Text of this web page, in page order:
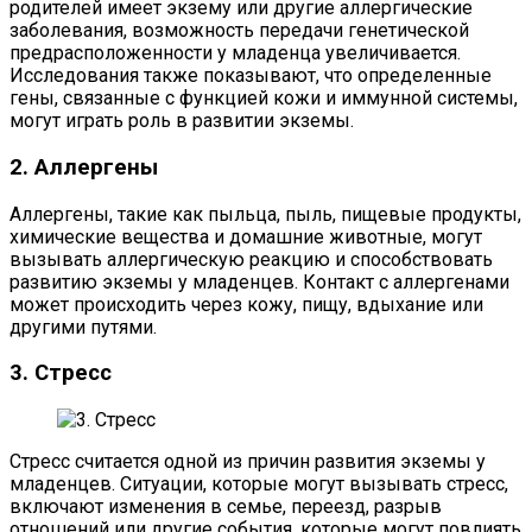
родителей имеет экзему или другие аллергические
заболевания, возможность передачи генетической
предрасположенности у младенца увеличивается.
Исследования также показывают, что определенные
гены, связанные с функцией кожи и иммунной системы,
могут играть роль в развитии экземы.
2. Аллергены
Аллергены, такие как пыльца, пыль, пищевые продукты,
химические вещества и домашние животные, могут
вызывать аллергическую реакцию и способствовать
развитию экземы у младенцев. Контакт с аллергенами
может происходить через кожу, пищу, вдыхание или
другими путями.
3. Стресс
Стресс считается одной из причин развития экземы у
младенцев. Ситуации, которые могут вызывать стресс,
включают изменения в семье, переезд, разрыв